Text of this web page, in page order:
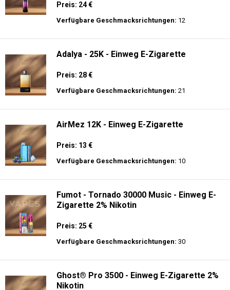
Preis: 24 €
Verfügbare Geschmacksrichtungen: 12
Adalya - 25K - Einweg E-Zigarette
Preis: 28 €
Verfügbare Geschmacksrichtungen: 21
AirMez 12K - Einweg E-Zigarette
Preis: 13 €
Verfügbare Geschmacksrichtungen: 10
Fumot - Tornado 30000 Music - Einweg E-
Zigarette 2% Nikotin
Preis: 25 €
Verfügbare Geschmacksrichtungen: 30
Ghost® Pro 3500 - Einweg E-Zigarette 2%
Nikotin